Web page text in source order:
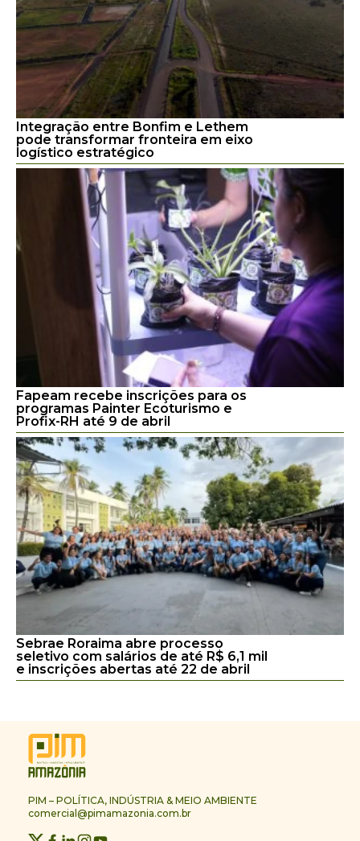
Integração entre Bonfim e Lethem
pode transformar fronteira em eixo
logístico estratégico
Fapeam recebe inscrições para os
programas Painter Ecoturismo e
Profix-RH até 9 de abril
Sebrae Roraima abre processo
seletivo com salários de até R$ 6,1 mil
e inscrições abertas até 22 de abril
PIM – POLÍTICA, INDÚSTRIA & MEIO AMBIENTE
comercial@pimamazonia.com.br